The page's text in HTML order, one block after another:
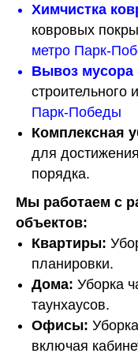
Химчистка
ковровых
метро Парк-
Вывоз мусора
строительного
Парк-Победы
Комплексная
для
порядка.
Мы работаем с
объектов:
Квартиры:
планировки.
Дома: Уборка
таунхаусов.
Офисы:
включая